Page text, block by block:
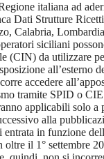
italiana ad
Dati Strutture
Calabria,
siciliani
(CIN) da utilizzare
all’esterno
accedere
tramite SPID o
applicabili solo a
alla
in funzione
oltre il 1° settembre